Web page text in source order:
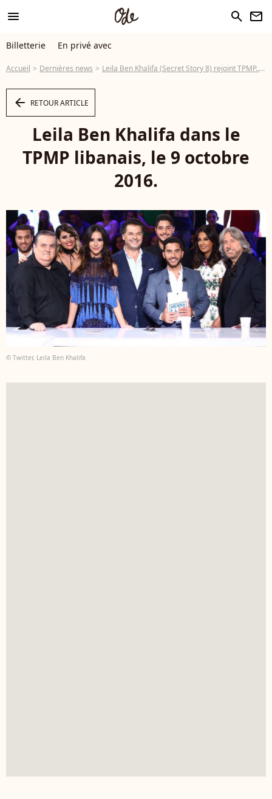
menu search newsletter
Billetterie En privé avec
Accueil Dernières news Leila Ben Khalifa (Secret Story 8) rejoint TPMP... au Liban !
arrow_left RETOUR ARTICLE
Leila Ben Khalifa dans le
TPMP libanais, le 9 octobre
2016.
© Twitter, Leila Ben Khalifa